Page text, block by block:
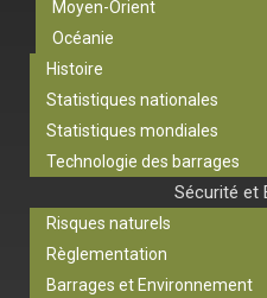
Moyen-Orient
Océanie
Histoire
Statistiques nationales
Statistiques mondiales
Technologie des barrages
Sécurité et
Risques naturels
Règlementation
Barrages et Environnement